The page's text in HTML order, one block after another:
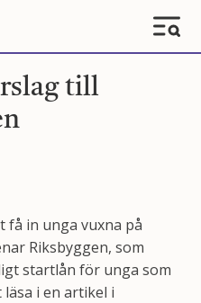
till
få in unga vuxna på
Riksbyggen, som
startlån för unga som
i en artikel i